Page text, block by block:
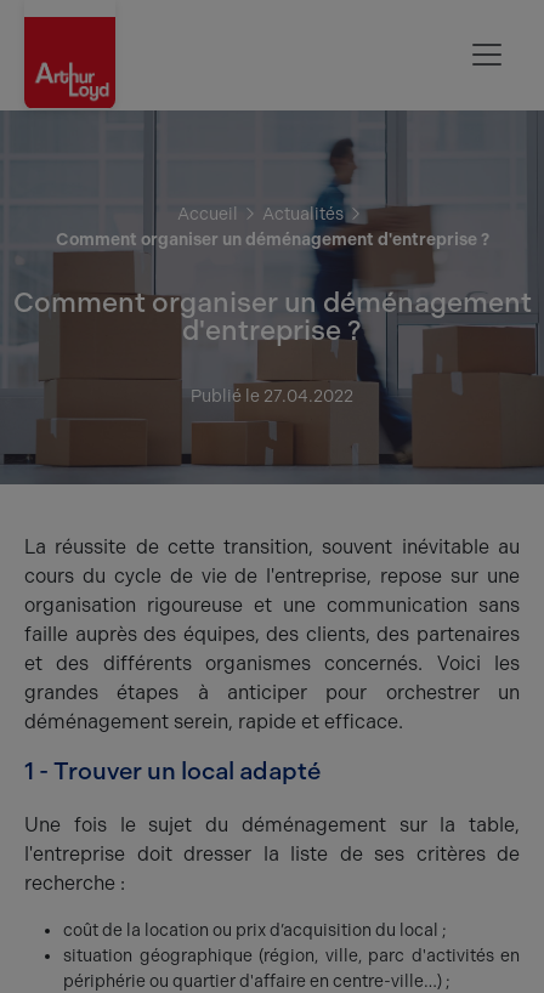
Accueil
Actualités
Comment organiser un déménagement d'entreprise ?
Comment organiser un déménagement
d'entreprise ?
Publié le 27.04.2022
La réussite de cette transition, souvent inévitable au
cours du cycle de vie de l'entreprise, repose sur une
organisation rigoureuse et une communication sans
faille auprès des équipes, des clients, des partenaires
et des différents organismes concernés. Voici les
grandes étapes à anticiper pour orchestrer un
déménagement serein, rapide et efficace.
1 - Trouver un local adapté
Une fois le sujet du déménagement sur la table,
l'entreprise doit dresser la liste de ses critères de
recherche :
coût de la location ou prix d’acquisition du local ;
situation géographique (région, ville, parc d'activités en
périphérie ou quartier d'affaire en centre-ville…) ;